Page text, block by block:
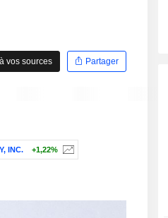
vos sources
Partager
INC. +1,22%